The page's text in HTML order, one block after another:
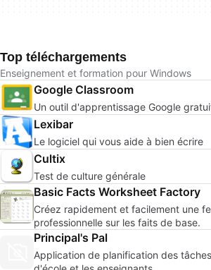
Top téléchargements
Enseignement et formation pour Windows
Google Classroom
Un outil d'apprentissage Google
Lexibar
Le logiciel qui vous aide à bien écrire
Cultix
Test de culture générale
Basic Facts Worksheet Factory
Créez rapidement et facilement une
professionnelle sur les faits de base.
Principal's Pal
Application de planification des